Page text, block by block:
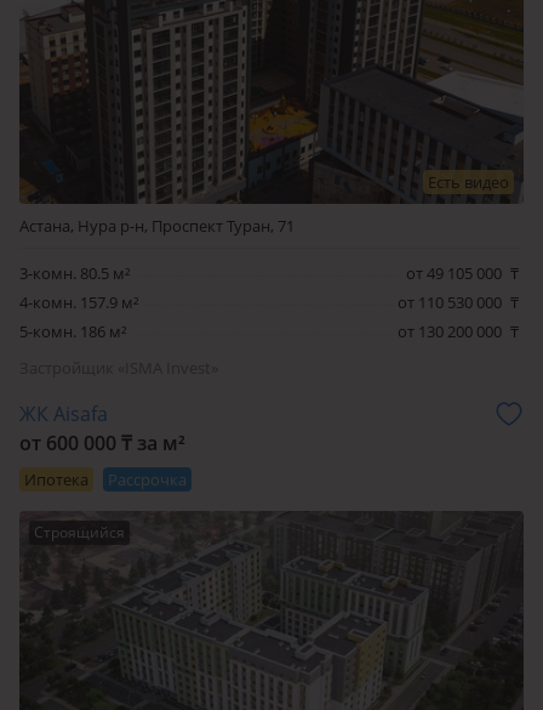
Есть видео
Астана, Нура р-н, Проспект Туран, 71
3-комн. 80.5 м² от 49 105 000 ₸
4-комн. 157.9 м²
от 110 530 000 ₸
5-комн. 186 м²
от 130 200 000 ₸
ЖК Aisafa
от 600 000 ₸ за м²
Ипотека Рассрочка
Строящийся